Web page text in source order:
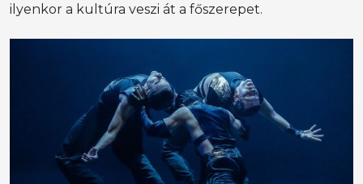
ilyenkor a kultúra veszi át a főszerepet.